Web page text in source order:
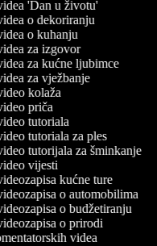
'Dan u životu'
o dekoriranju
o kuhanju
za izgovor
za kućne ljubimce
za vježbanje
kolaža
priča
tutoriala
tutoriala za ples
tutorijala za šminkanje
vijesti
kućne ture
o automobilima
o budžetiranju
o prirodi
videa